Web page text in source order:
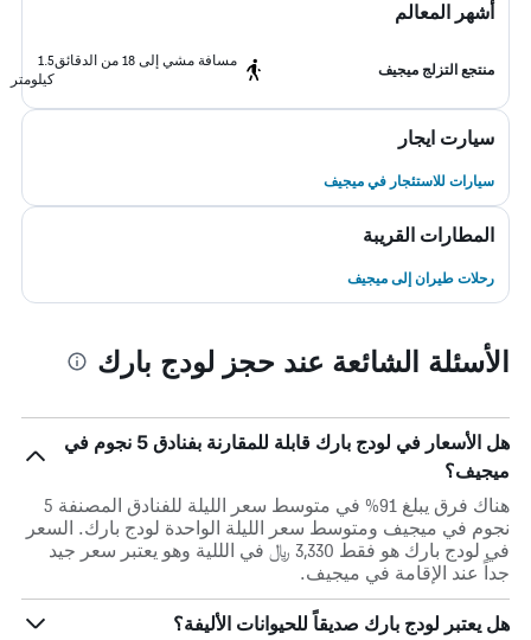
أشهر المعالم
منتجع التزلج ميجيف
مسافة مشي إلى 18 من الدقائق
1.5
كيلومتر
سيارت ايجار
سيارات للاستئجار في ميجيف
المطارات القريبة
رحلات طيران إلى ميجيف
الأسئلة الشائعة عند حجز لودج بارك
هل الأسعار في لودج بارك قابلة للمقارنة بفنادق 5 نجوم في
ميجيف؟
هناك فرق يبلغ 91% في متوسط ​​سعر الليلة للفنادق المصنفة 5
نجوم في ميجيف ومتوسط ​​سعر الليلة الواحدة لودج بارك. السعر
في لودج بارك هو فقط 3,330 ﷼ في الللية وهو يعتبر سعر جيد
جداً عند الإقامة في ميجيف.
هل يعتبر لودج بارك صديقاً للحيوانات الأليفة؟